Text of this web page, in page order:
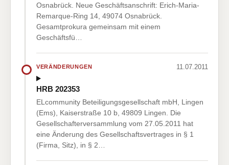
Osnabrück. Neue Geschäftsanschrift: Erich-Maria-
Remarque-Ring 14, 49074 Osnabrück.
Gesamtprokura gemeinsam mit einem
Geschäftsfü…
VERÄNDERUNGEN 11.07.2011
HRB 202353
ELcommunity Beteiligungsgesellschaft mbH, Lingen
(Ems), Kaiserstraße 10 b, 49809 Lingen. Die
Gesellschafterversammlung vom 27.05.2011 hat
eine Änderung des Gesellschaftsvertrages in § 1
(Firma, Sitz), in § 2…